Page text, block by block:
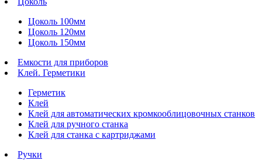
Цоколь 100мм
Цоколь 120мм
Цоколь 150мм
Емкости для приборов
Клей. Герметики
Герметик
Клей
Клей для автоматических кромкооблицовочных станков
Клей для ручного станка
Клей для станка с картриджами
Ручки